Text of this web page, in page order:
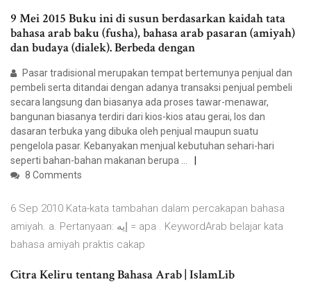
9 Mei 2015 Buku ini di susun berdasarkan kaidah tata
bahasa arab baku (fusha), bahasa arab pasaran (amiyah)
dan budaya (dialek). Berbeda dengan
Pasar tradisional merupakan tempat bertemunya penjual dan
pembeli serta ditandai dengan adanya transaksi penjual pembeli
secara langsung dan biasanya ada proses tawar-menawar,
bangunan biasanya terdiri dari kios-kios atau gerai, los dan
dasaran terbuka yang dibuka oleh penjual maupun suatu
pengelola pasar. Kebanyakan menjual kebutuhan sehari-hari
seperti bahan-bahan makanan berupa …
8 Comments
6 Sep 2010 Kata-kata tambahan dalam percakapan bahasa
amiyah. a. Pertanyaan: إيه = apa . KeywordArab belajar kata
bahasa amiyah praktis cakap
Citra Keliru tentang Bahasa Arab | IslamLib